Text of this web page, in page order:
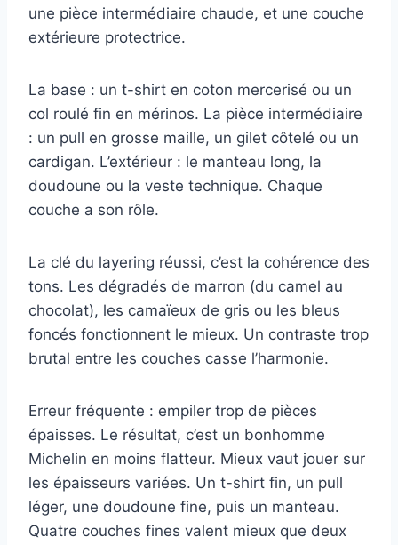
une pièce intermédiaire chaude, et une couche
extérieure protectrice.
La base : un t-shirt en coton mercerisé ou un
col roulé fin en mérinos. La pièce intermédiaire
: un pull en grosse maille, un gilet côtelé ou un
cardigan. L’extérieur : le manteau long, la
doudoune ou la veste technique. Chaque
couche a son rôle.
La clé du layering réussi, c’est la cohérence des
tons. Les dégradés de marron (du camel au
chocolat), les camaïeux de gris ou les bleus
foncés fonctionnent le mieux. Un contraste trop
brutal entre les couches casse l’harmonie.
Erreur fréquente : empiler trop de pièces
épaisses. Le résultat, c’est un bonhomme
Michelin en moins flatteur. Mieux vaut jouer sur
les épaisseurs variées. Un t-shirt fin, un pull
léger, une doudoune fine, puis un manteau.
Quatre couches fines valent mieux que deux